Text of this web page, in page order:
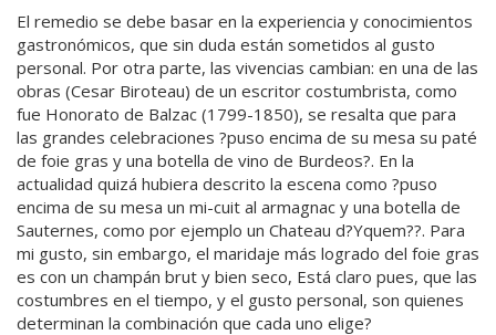
El remedio se debe basar en la experiencia y conocimientos
gastronómicos, que sin duda están sometidos al gusto
personal. Por otra parte, las vivencias cambian: en una de las
obras (Cesar Biroteau) de un escritor costumbrista, como
fue Honorato de Balzac (1799-1850), se resalta que para
las grandes celebraciones ?puso encima de su mesa su paté
de foie gras y una botella de vino de Burdeos?. En la
actualidad quizá hubiera descrito la escena como ?puso
encima de su mesa un mi-cuit al armagnac y una botella de
Sauternes, como por ejemplo un Chateau d?Yquem??. Para
mi gusto, sin embargo, el maridaje más logrado del foie gras
es con un champán brut y bien seco, Está claro pues, que las
costumbres en el tiempo, y el gusto personal, son quienes
determinan la combinación que cada uno elige?